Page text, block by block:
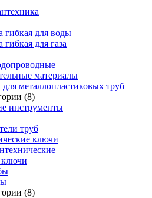
гибкая для воды
для газа
материалы
металлопластиковых труб
(8)
инструменты
труб
ключи
(8)